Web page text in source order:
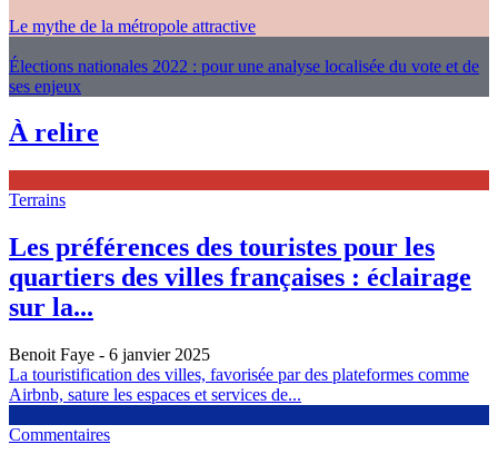
Le mythe de la métropole attractive
Élections nationales 2022 : pour une analyse localisée du vote et de
ses enjeux
À relire
Terrains
Les préférences des touristes pour les
quartiers des villes françaises : éclairage
sur la...
Benoit Faye - 6 janvier 2025
La touristification des villes, favorisée par des plateformes comme
Airbnb, sature les espaces et services de...
Commentaires